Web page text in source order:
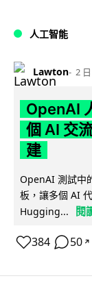
人工智能
Lawton 2 日
OpenAI
個 AI 交
建
OpenAI 測試中
板，讓多個 AI
Hugging...
閱
384 50 ↗